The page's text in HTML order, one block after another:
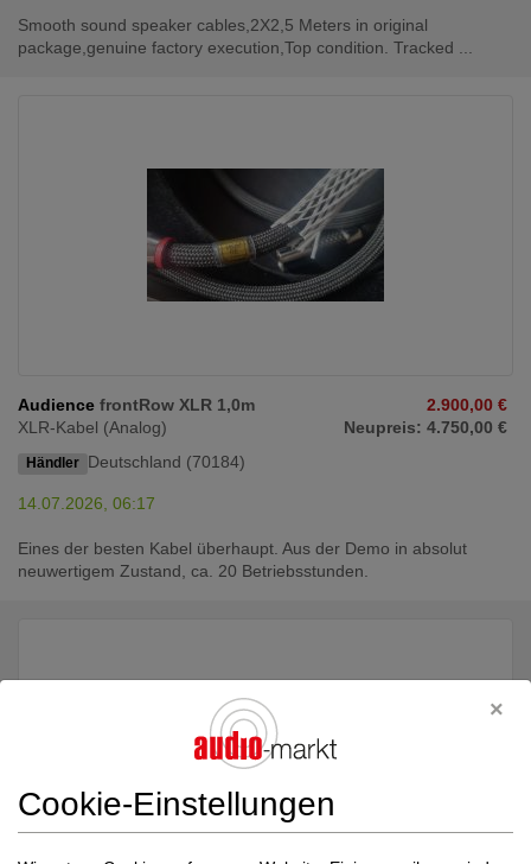
Smooth sound speaker cables,2X2,5 Meters in original
package,genuine factory execution,Top condition. Tracked ...
Audience frontRow XLR 1,0m
XLR-Kabel (Analog)
Händler Deutschland (70184)
2.900,00 €
Neupreis: 4.750,00 €
14.07.2026, 06:17
Eines der besten Kabel überhaupt. Aus der Demo in absolut
neuwertigem Zustand, ca. 20 Betriebsstunden.
Cookie-Einstellungen